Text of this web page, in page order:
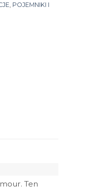
POJEMNIKI I
Ten